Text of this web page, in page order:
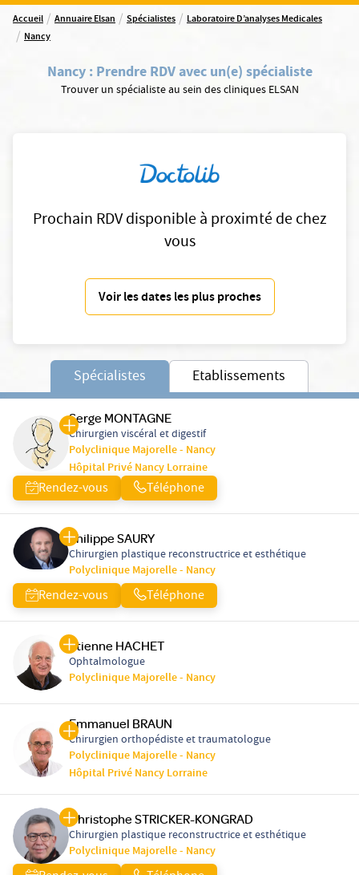
Accueil / Annuaire Elsan / Spécialistes / Laboratoire D’analyses Medicales
/ Nancy
Nancy: Prendre RDV avec un(e) spécialiste
Trouver un spécialiste au sein des cliniques ELSAN
Prochain RDV disponible à proximté de chez
vous
Voir les dates les plus proches
Spécialistes Etablissements
Serge MONTAGNE
Chirurgien viscéral et digestif
Polyclinique Majorelle - Nancy
Hôpital Privé Nancy Lorraine
Rendez-vous Téléphone
Philippe SAURY
Chirurgien plastique reconstructrice et esthétique
Polyclinique Majorelle - Nancy
Rendez-vous Téléphone
Etienne HACHET
Ophtalmologue
Polyclinique Majorelle - Nancy
Emmanuel BRAUN
Chirurgien orthopédiste et traumatologue
Polyclinique Majorelle - Nancy
Hôpital Privé Nancy Lorraine
Christophe STRICKER-KONGRAD
Chirurgien plastique reconstructrice et esthétique
Polyclinique Majorelle - Nancy